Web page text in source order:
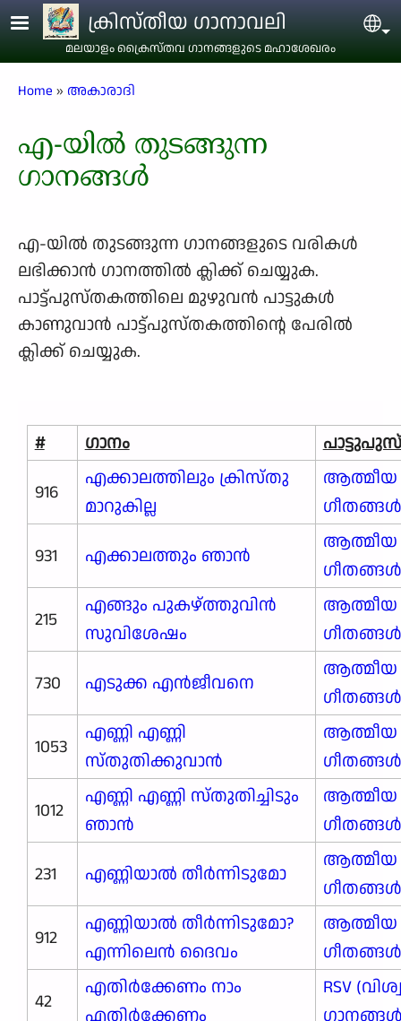
Skip to main contentക്രിസ്തീയ ഗാനാവലി
മലയാളം ക്രൈസ്തവ ഗാനങ്ങളുടെ മഹാശേഖരം
Breadcrumb
Home അകാരാദി
എ-യിൽ തുടങ്ങുന്ന
ഗാനങ്ങൾ
എ-യിൽ തുടങ്ങുന്ന ഗാനങ്ങളുടെ വരികള്‍
ലഭിക്കാന്‍ ഗാനത്തില്‍ ക്ലിക്ക് ചെയ്യുക.
പാട്ട്പുസ്തകത്തിലെ മുഴുവന്‍ പാട്ടുകള്‍
കാണുവാന്‍ പാട്ട്പുസ്തകത്തിന്റെ പേരില്‍
ക്ലിക്ക് ചെയ്യുക.
# ഗാനം
916
എക്കാലത്തിലും ക്രിസ്തു
മാറുകില്ല
ആത്മീയ
ഗീതങ്ങൾ
931
എക്കാലത്തും ഞാൻ
ആത്മീയ
ഗീതങ്ങൾ
215
എങ്ങും പുകഴ്ത്തുവിൻ
സുവിശേഷം
ആത്മീയ
ഗീതങ്ങൾ
730
എടുക്ക എൻജീവനെ
ആത്മീയ
ഗീതങ്ങൾ
1053
എണ്ണി എണ്ണി
സ്തുതിക്കുവാൻ
ആത്മീയ
ഗീതങ്ങൾ
1012
എണ്ണി എണ്ണി സ്തുതിച്ചിടും
ഞാൻ
ആത്മീയ
ഗീതങ്ങൾ
231
എണ്ണിയാൽ തീർന്നിടുമോ
ആത്മീയ
ഗീതങ്ങൾ
912
എണ്ണിയാൽ തീർന്നിടുമോ?
എന്നിലെൻ ദൈവം
ആത്മീയ
ഗീതങ്ങൾ
42
എതിര്‍ക്കേണം നാം
എതിര്‍ക്കേണം
RSV